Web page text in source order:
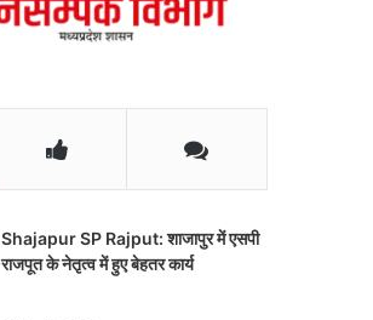
Shajapur SP Rajput: शाजापुर में एसपी
राजपूत के नेतृत्व में हुए बेहतर कार्य